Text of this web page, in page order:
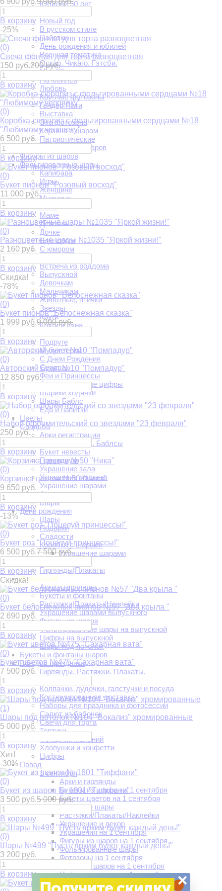
Юбилей 50 лет
Новый год
В русском стиле
Пайетки
День рождения и юбилей
Военная тематика
Оскар. Чикаго. Гэтсби.
Мои 90-е
На юбилей
Любовь
Круглые фотозоны
Гендер Пати
Выставка
Эко фотозона
Корзина с шаром
Патриотические
Фотозоны из шаров
Фигуры из шаров
Фольгированные шары
Капибара
Игры
Женщине
Мужчине
Папе
Маме
Детские
Дочке
Единороги
С юмором
Встреча из роддома
Выпускной
Девочкам
Мальчикам
Животные, птички
Звезды
Круги
Круги и луна
Подруге
Мульт герои
С Днем Рождения
Сердца
Феи и Принцессы
Фольгированные цифры
Шарики ходячки
Шары Баблс
Еда и напитки
Цветы
Свадьба
Арки регистрации
Большие шары. Баблсы
Букет невесты
Президиум
Украшение зала
Украшение машины
Украшение шарами
Фотозоны
Шары
День рождения
Шары
Подарки
Сладости
Коробка с шарами
Украшение шарами
Гирлянды|Плакаты
Выпускной
Арки и гирлянды
Букеты и фонтаны
Растяжки|Плакаты|Наклейки
Украшение шарами выпускного
Фигуры из шаров
Фольгированные шары на выпускной
Цифры на выпускной
Шары под потолок
Букеты и фонтаны шаров
Всё для праздника
Гирлянды. Растяжки. Плакаты.
Колпачки, дудочки, галстучки и посуда
Костюмированная доставка
Наборы для праздника и фотосессии
Салют из бабочек
Свечи для торта
Тортики
Фонарики желаний
Хлопушки и конфетти
Цифры
Повод
1 сентября
Арки и гирлянды
Букеты из шаров на 1 сентября
Букеты цветов на 1 сентября
Гелиевые шары
Растяжки/Плакаты/Наклейки
Украшение и декор
Украшения на 1 сентября
Фигуры из шаров на 1 сентября
Фольгированные шары
Фотозоны на 1 сентября
Цветы из шаров на 1 сентября
Цифры из шаров на 1 сентября
14 февраля
В корзину
-25%
(0)
Свеча фонтан для торта разноцветная
150 руб.200 руб.
В корзину
(0)
Коробка-сюрприз с фольгированными сердцами №18
"Любимому человеку"
6 500 руб.
В корзину
(0)
Букет пионов "Розовый восход"
11 000 руб.
В корзину
(0)
Разноцветные шары №1035 "Яркой жизни!"
2 160 руб.
В корзину
Скидка!
-78%
(0)
Букет пионов "Белоснежная сказка"
1 999 руб.9 000 руб.
В корзину
(0)
Авторский букет №10 "Помпадур"
12 850 руб.
В корзину
(0)
Набор оформительский со звездами "23 февраля"
250 руб.
В корзину
(0)
Корзинка цветов №50 "Ника"
9 650 руб.
В корзину
-13%
(0)
Букет роз "Поцелуй принцессы!"
6 500 руб.7 500 руб.
В корзину
Скидка!
(0)
Букет белоснежных пионов №57 "Два крыла "
2 690 руб.
В корзину
(0)
Букет цветов №475 "Сахарная вата"
7 500 руб.
В корзину
(1)
Шары под потолок №104 "Вокализ" хромированные
5 000 руб.
В корзину
Хит!
-30%
(0)
Букет из шаров № 1601 "Тиффани"
3 500 руб.5 000 руб.
В корзину
(0)
Шары №499 "Пусть ярким будет каждый день!"
3 200 руб.
В корзину ×